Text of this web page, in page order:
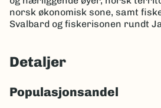
norsk økonomisk sone, samt
Svalbard og fiskerisonen rundt
Detaljer
Populasjonsandel